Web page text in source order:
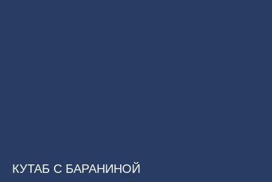
КУТАБ С БАРАНИНОЙ